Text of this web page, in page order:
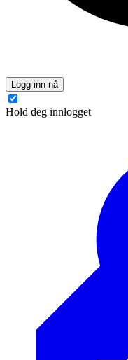
Logg inn nå
Hold deg innlogget